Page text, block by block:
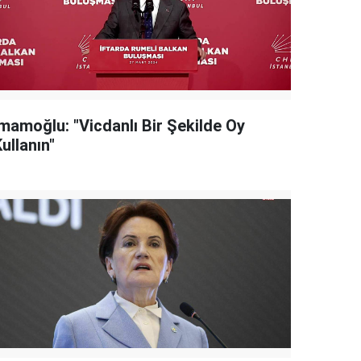
"Vicdanlı Bir Şekilde Oy